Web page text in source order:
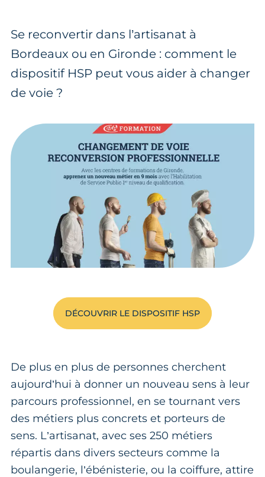
Se reconvertir dans l’artisanat à
Bordeaux ou en Gironde : comment le
dispositif HSP peut vous aider à changer
de voie ?
DÉCOUVRIR LE DISPOSITIF HSP
De plus en plus de personnes cherchent
aujourd’hui à donner un nouveau sens à leur
parcours professionnel, en se tournant vers
des métiers plus concrets et porteurs de
sens. L’artisanat, avec ses 250 métiers
répartis dans divers secteurs comme la
boulangerie, l’ébénisterie, ou la coiffure, attire